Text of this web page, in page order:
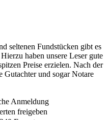
seltenen Fundstücken gibt es
haben unsere Leser gute
Preise erzielen. Nach der
Gutachter und sogar Notare
Anmeldung
freigeben